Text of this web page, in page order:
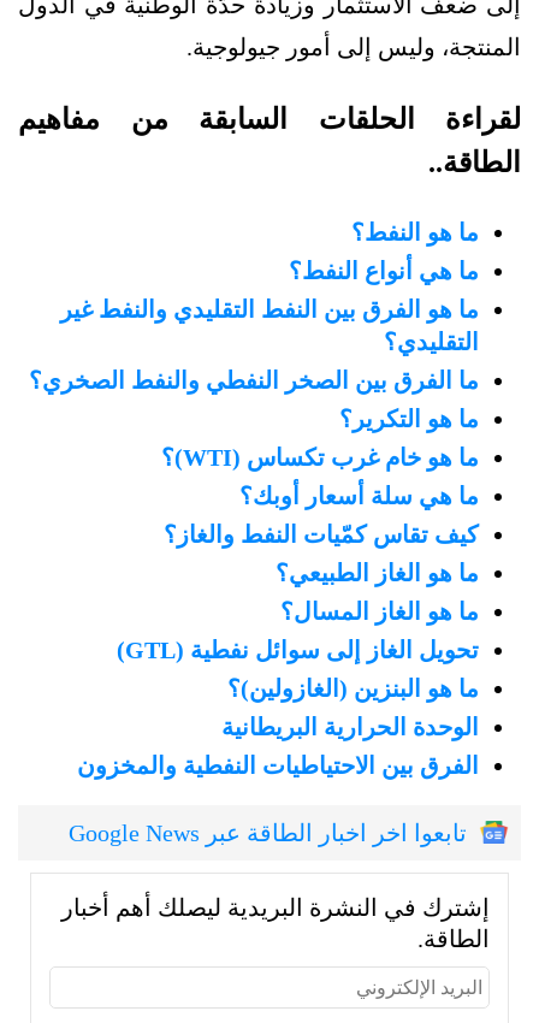
المنتجة، وليس إلى أمور جيولوجية.
لقراءة الحلقات السابقة من مفاهيم
الطاقة..
ما هو النفط؟
ما هي أنواع النفط؟
ما هو الفرق بين النفط التقليدي والنفط غير
التقليدي؟
ما الفرق بين الصخر النفطي والنفط الصخري؟
ما هو التكرير؟
ما هو خام غرب تكساس (WTI)؟
ما هي سلة أسعار أوبك؟
كيف تقاس كمّيات النفط والغاز؟
ما هو الغاز الطبيعي؟
ما هو الغاز المسال؟
تحويل الغاز إلى سوائل نفطية (GTL)
ما هو البنزين (الغازولين)؟
الوحدة الحرارية البريطانية
الفرق بين الاحتياطيات النفطية والمخزون
تابعوا اخر اخبار الطاقة عبر Google News
إشترك في النشرة البريدية ليصلك أهم أخبار
الطاقة.